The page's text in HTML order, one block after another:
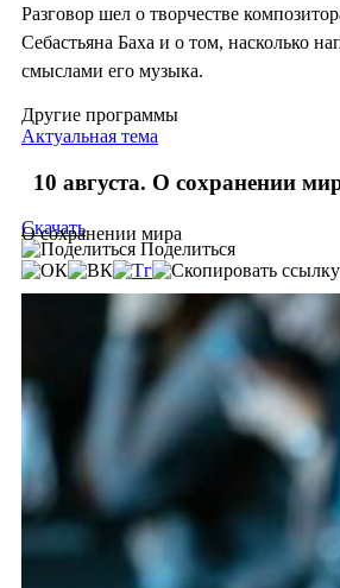
Разговор шел о творчестве
Себастьяна Баха и о том, насколько
смыслами его музыка.
Другие программы
Актуальная тема
10 августа. О сохранении
О сохранении мира
Скачать
Поделиться